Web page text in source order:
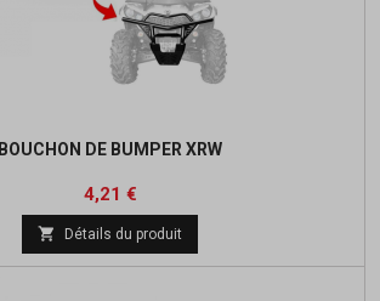
BOUCHON DE BUMPER XRW
Prix
4,21 €Prix
base
 Détails du produit